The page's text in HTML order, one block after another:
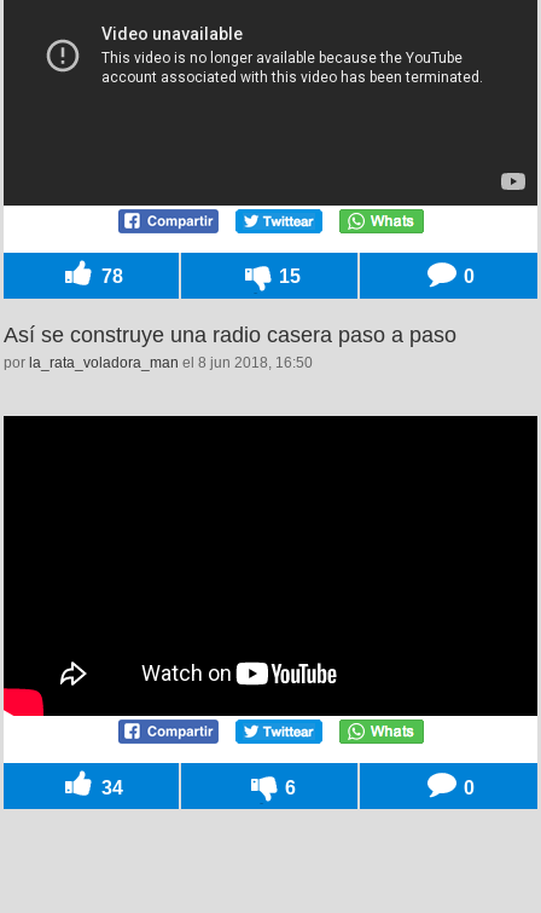
78 15 0
Así se construye una radio casera paso a paso
por la_rata_voladora_man el 8 jun 2018, 16:50
34 6 0